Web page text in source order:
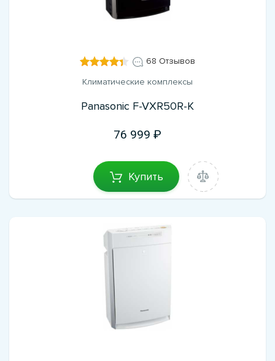
68 Отзывов
Климатические комплексы
Panasonic F-VXR50R-K
76 999
Купить